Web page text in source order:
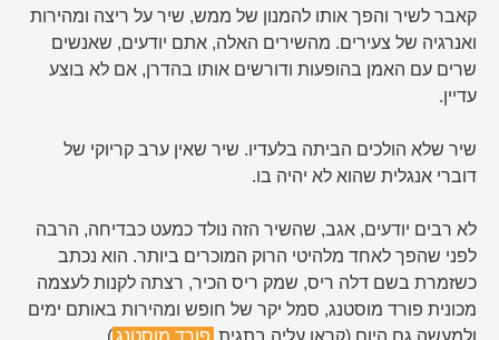
קאבר לשיר והפך אותו להמנון של ממש, שיר על ריצה ומהירות
ואנרגיה של צעירים. מהשירים האלה, אתם יודעים, שאנשים
שרים עם האמן בהופעות ודורשים אותו בהדרן, אם לא בוצע
עדיין.
שיר שלא הולכים הביתה בלעדיו. שיר שאין ערב קריוקי של
דוברי אנגלית שהוא לא יהיה בו.
לא רבים יודעים, אגב, שהשיר הזה נולד כמעט כבדיחה, הרבה
לפני שהפך לאחד מלהיטי הרוק המוכרים ביותר. הוא נכתב
כשזמרת בשם דלה ריס, שמק ריס הכיר, רצתה לקנות לעצמה
מכונית פורד מוסטנג, סמל יקר של חופש ומהירות באותם ימים
ולמעשה גם היום (קראו עליה בתגית פורד מוסטנג ).